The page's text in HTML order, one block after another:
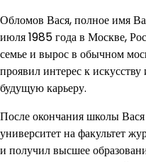
Обломов Вася, полное имя
июля 1985 года в Москве,
семье и вырос в обычном
проявил интерес к
будущую карьеру.
После окончания школы
университет на факультет
и получил высшее